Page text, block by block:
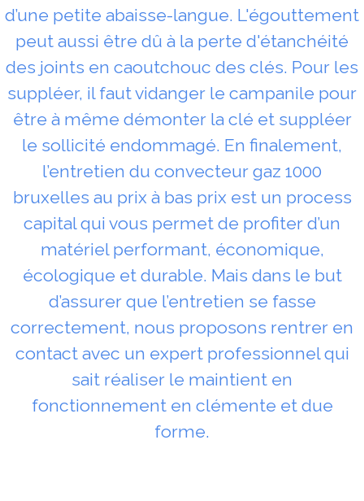
d’une petite abaisse-langue. L'égouttement
peut aussi être dû à la perte d'étanchéité
des joints en caoutchouc des clés. Pour les
suppléer, il faut vidanger le campanile pour
être à même démonter la clé et suppléer
le sollicité endommagé. En finalement,
l’entretien du convecteur gaz 1000
bruxelles au prix à bas prix est un process
capital qui vous permet de profiter d’un
matériel performant, économique,
écologique et durable. Mais dans le but
d’assurer que l’entretien se fasse
correctement, nous proposons rentrer en
contact avec un expert professionnel qui
sait réaliser le maintient en
fonctionnement en clémente et due
forme.